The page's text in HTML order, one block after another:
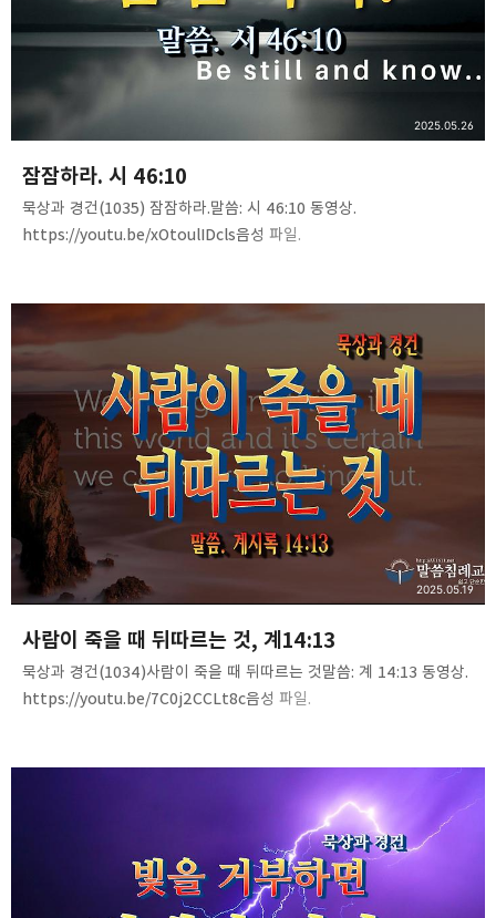
구독하기
카카오스토리
잠잠하라. 시 46:10
2025.05.26
묵상과 경건(1035) 잠잠하라.말씀: 시 46:10 동영상.
https://youtu.be/xOtoulIDcls음성 파일.
사람이 죽을 때 뒤따르는 것, 계14:13
2025.05.19
묵상과 경건(1034)사람이 죽을 때 뒤따르는 것말씀: 계 14:13 동영상.
https://youtu.be/7C0j2CCLt8c음성 파일.